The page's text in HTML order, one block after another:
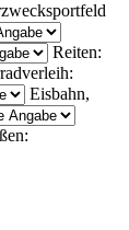
Reiten:
Eisbahn,